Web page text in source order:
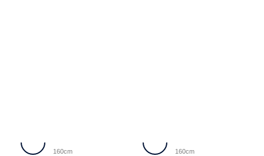
160cm 160cm